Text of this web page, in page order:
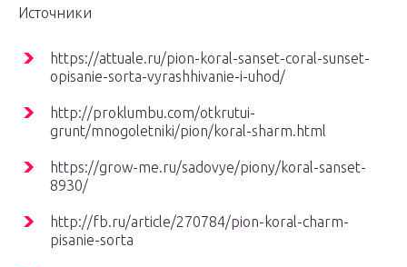
Источники
https://attuale.ru/pion-koral-sanset-coral-sunset-
opisanie-sorta-vyrashhivanie-i-uhod/
http://proklumbu.com/otkrutui-
grunt/mnogoletniki/pion/koral-sharm.html
https://grow-me.ru/sadovye/piony/koral-sanset-
8930/
http://fb.ru/article/270784/pion-koral-charm-
pisanie-sorta